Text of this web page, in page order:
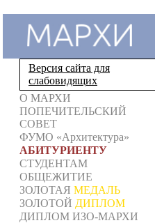
Версия сайта для
слабовидящих
О МАРХИ
ПОПЕЧИТЕЛЬСКИЙ
СОВЕТ
ФУМО «Архитектура»
АБИТУРИЕНТУ
СТУДЕНТАМ
ОБЩЕЖИТИЕ
ЗОЛОТАЯ МЕДАЛЬ
ЗОЛОТОЙ ДИПЛОМ
ДИПЛОМ ИЗО-МАРХИ